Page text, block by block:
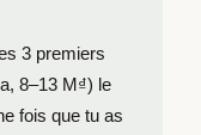
3 premiers
8–13 M₫) le
fois que tu as